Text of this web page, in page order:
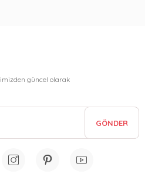
güncel olarak
GÖNDER